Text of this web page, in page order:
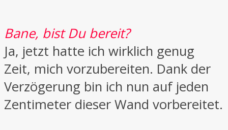
Bane, bist Du bereit?
Ja, jetzt hatte ich wirklich genug
Zeit, mich vorzubereiten. Dank der
Verzögerung bin ich nun auf jeden
Zentimeter dieser Wand vorbereitet.